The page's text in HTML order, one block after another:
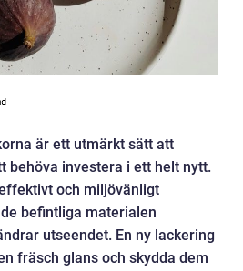
är ett utmärkt sätt att
behöva investera i ett helt nytt.
och miljövänligt
befintliga materialen
utseendet. En ny lackering
fräsch glans och skydda dem